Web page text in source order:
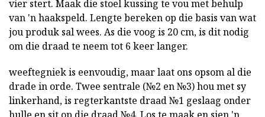
vier stert. Maak die stoel kussing te vou met behulp
van 'n haakspeld. Lengte bereken op die basis van wat
jou produk sal wees. As die voog is 20 cm, is dit nodig
om die draad te neem tot 6 keer langer.
weeftegniek is eenvoudig, maar laat ons opsom al die
drade in orde. Twee sentrale (№2 en №3) hou met sy
linkerhand, is regterkantste draad №1 geslaag onder